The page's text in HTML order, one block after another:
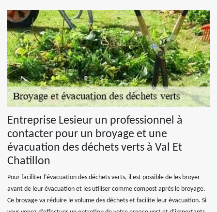
Entreprise Lesieur un professionnel à
contacter pour un broyage et une
évacuation des déchets verts à Val Et
Chatillon
Pour faciliter l’évacuation des déchets verts, il est possible de les broyer
avant de leur évacuation et les utiliser comme compost après le broyage.
Ce broyage va réduire le volume des déchets et facilite leur évacuation. Si